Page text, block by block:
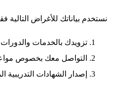
نستخدم بياناتك للأغراض التالية
تزويدك بالخدمات
التواصل معك بخصوص
إصدار الشهادات التدريبية